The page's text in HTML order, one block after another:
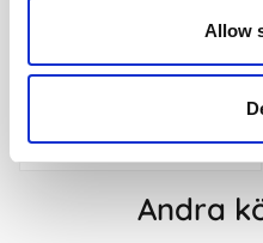
Allow
Andra